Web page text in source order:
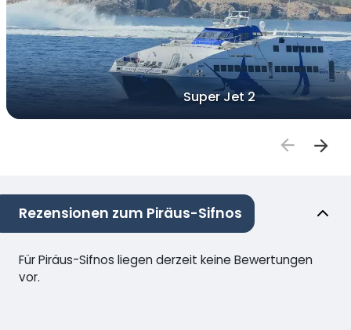
Super Jet 2
Rezensionen zum Piräus-Sifnos
Für Piräus-Sifnos liegen derzeit keine Bewertungen
vor.